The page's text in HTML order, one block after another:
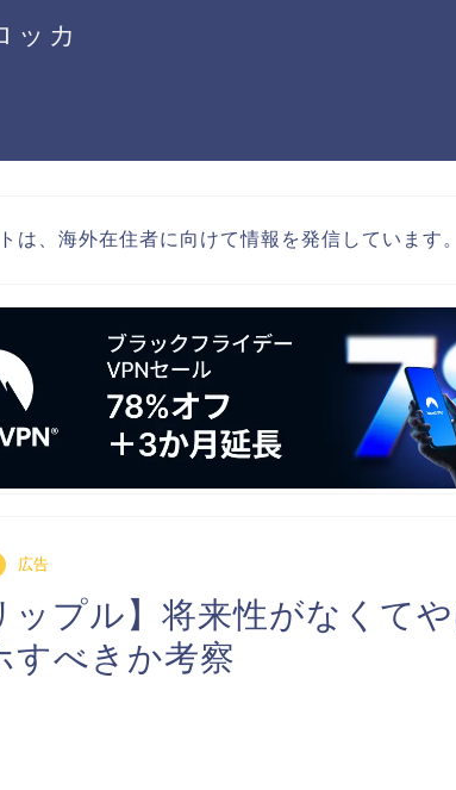
ッカ
は、海外在住者に向けて情報を発信しています。
広告
ップル】将来性がなくて
すべきか考察